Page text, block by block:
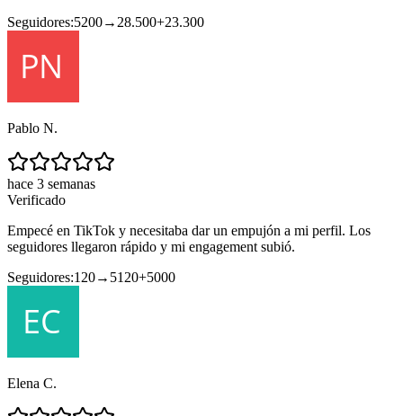
Seguidores:5200→ 28.500+23.300
Pablo N.
hace 3 semanas
Verificado
Empecé en TikTok y necesitaba dar un empujón a mi perfil. Los
seguidores llegaron rápido y mi engagement subió.
Seguidores:120→ 5120+5000
Elena C.